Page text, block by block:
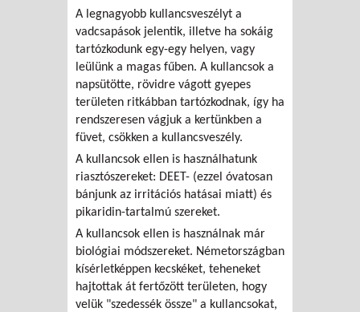
A legnagyobb kullancsveszélyt a
vadcsapások jelentik, illetve ha sokáig
tartózkodunk egy-egy helyen, vagy
leülünk a magas fűben. A kullancsok a
napsütötte, rövidre vágott gyepes
területen ritkábban tartózkodnak, így ha
rendszeresen vágjuk a kertünkben a
füvet, csökken a kullancsveszély.
A kullancsok ellen is használhatunk
riasztószereket: DEET- (ezzel óvatosan
bánjunk az irritációs hatásai miatt) és
pikaridin-tartalmú szereket.
A kullancsok ellen is használnak már
biológiai módszereket. Németországban
kísérletképpen kecskéket, teheneket
hajtottak át fertőzött területen, hogy
velük "szedessék össze" a kullancsokat,